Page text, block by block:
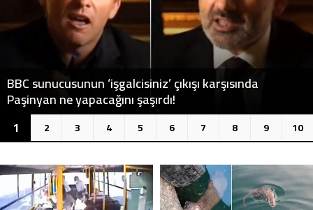
Manisa’da trafikte tepki çeken görüntüler
1 2 3 4 5 6 7 8 9 10